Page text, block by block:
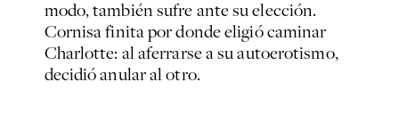
modo, también sufre ante su elección.
Cornisa finita por donde eligió caminar
Charlotte: al aferrarse a su autoerotismo,
decidió anular al otro.